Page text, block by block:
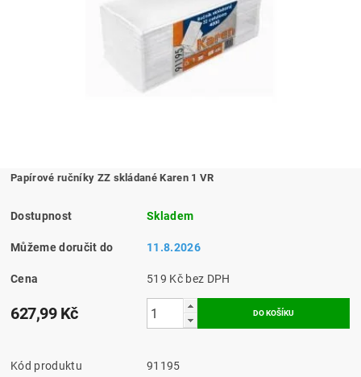
Papírové ručníky ZZ skládané Karen 1 VR
Dostupnost Skladem
Můžeme doručit do 11.8.2026
Cena 519 Kč bez DPH
627,99 Kč
Kód produktu 91195